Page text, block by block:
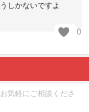
しかないですよ
0